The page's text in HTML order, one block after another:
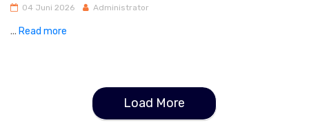
04 Juni 2026 Administrator
... Read more
Load More